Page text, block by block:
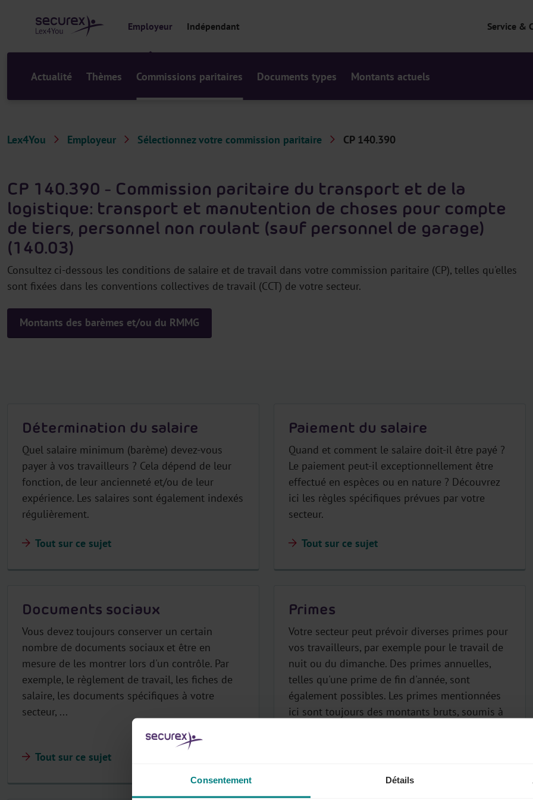
Consentement Détails
Employeur Indépendant Service &
Actualité Thèmes Commissions paritaires Documents types Montants actuels
Lex4You Employeur Sélectionnez votre commission paritaire CP 140.390
CP 140.390 - Commission paritaire du transport et de la
logistique: transport et manutention de choses pour compte
de tiers, personnel non roulant (sauf personnel de garage)
(140.03)
Consultez ci-dessous les conditions de salaire et de travail dans votre commission paritaire (CP), telles qu'elles
sont fixées dans les conventions collectives de travail (CCT) de votre secteur.
Montants des barèmes et/ou du RMMG
Détermination du salaire
Quel salaire minimum (barème) devez-vous
payer à vos travailleurs ? Cela dépend de leur
fonction, de leur ancienneté et/ou de leur
expérience. Les salaires sont également indexés
régulièrement.
Tout sur ce sujet
Paiement du salaire
Quand et comment le salaire doit-il être payé ?
Le paiement peut-il exceptionnellement être
effectué en espèces ou en nature ? Découvrez
ici les règles spécifiques prévues par votre
secteur.
Tout sur ce sujet
Documents sociaux
Vous devez toujours conserver un certain
nombre de documents sociaux et être en
mesure de les montrer lors d'un contrôle. Par
exemple, le règlement de travail, les fiches de
salaire, les documents spécifiques à votre
secteur, ...
Tout sur ce sujet
Primes
Votre secteur peut prévoir diverses primes pour
vos travailleurs, par exemple pour le travail de
nuit ou du dimanche. Des primes annuelles,
telles qu'une prime de fin d'année, sont
également possibles. Les primes mentionnées
ici sont toujours des montants bruts, soumis à